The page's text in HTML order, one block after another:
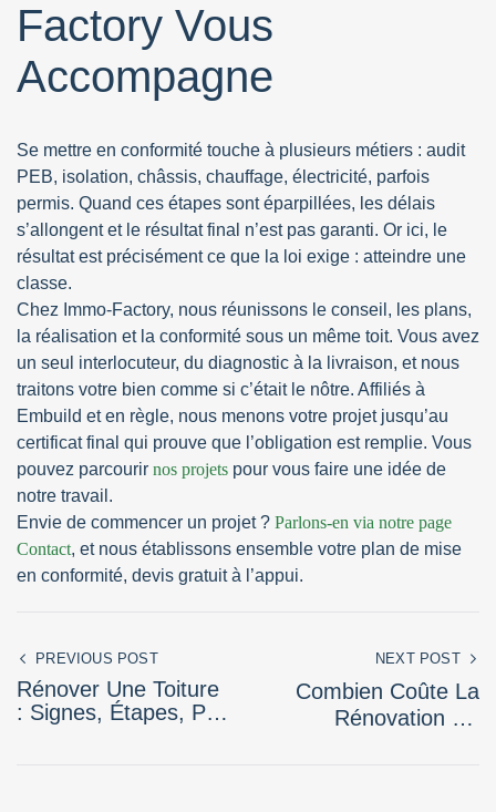
Factory Vous
Accompagne
Se mettre en conformité touche à plusieurs métiers : audit
PEB, isolation, châssis, chauffage, électricité, parfois
permis. Quand ces étapes sont éparpillées, les délais
s’allongent et le résultat final n’est pas garanti. Or ici, le
résultat est précisément ce que la loi exige : atteindre une
classe.
Chez Immo-Factory, nous réunissons le conseil, les plans,
la réalisation et la conformité sous un même toit. Vous avez
un seul interlocuteur, du diagnostic à la livraison, et nous
traitons votre bien comme si c’était le nôtre. Affiliés à
Embuild et en règle, nous menons votre projet jusqu’au
certificat final qui prouve que l’obligation est remplie. Vous
pouvez parcourir nos projets pour vous faire une idée de
notre travail.
Envie de commencer un projet ? Parlons-en via notre page
Contact, et nous établissons ensemble votre plan de mise
en conformité, devis gratuit à l’appui.
PREVIOUS POST
Rénover Une Toiture
: Signes, Étapes, Prix
NEXT POST
Combien Coûte La
Rénovation De